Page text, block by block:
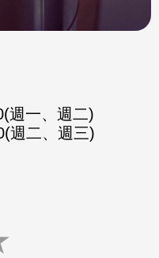
週一、週二)
週二、週三)